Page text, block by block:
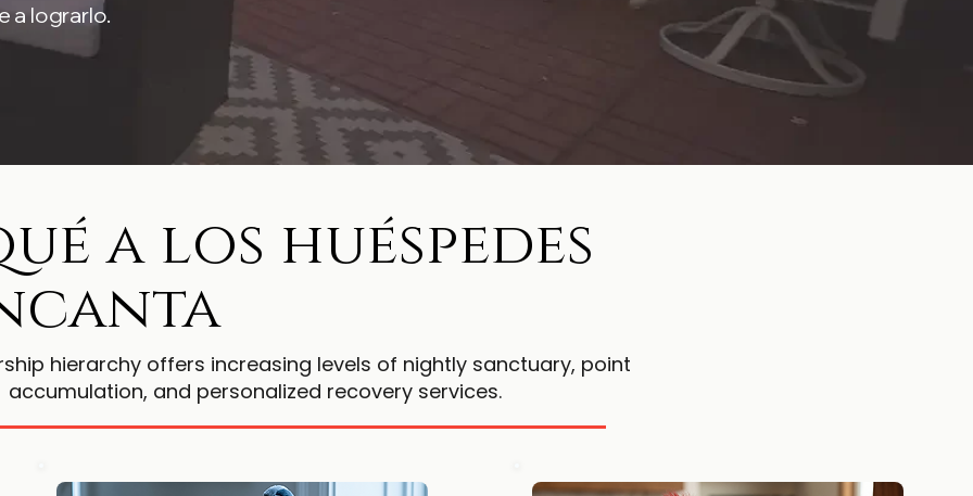
a lograrlo.
a los huéspedes
hierarchy offers increasing levels of nightly sanctuary, point
accumulation, and personalized recovery services.